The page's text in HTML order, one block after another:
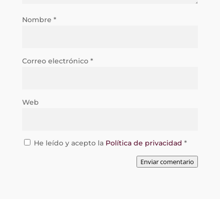
Nombre *
Correo electrónico *
Web
He leído y acepto la Política de privacidad *
Enviar comentario